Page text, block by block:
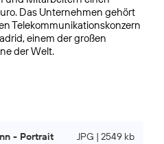
Das Unternehmen gehört
Telekommunikationskonzern
einem der großen
der Welt.
- Portrait JPG | 2549 kb